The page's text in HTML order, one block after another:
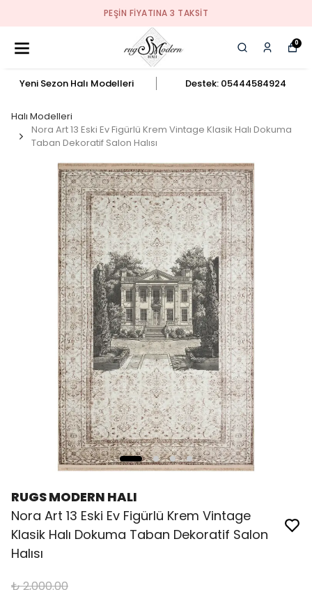
PEŞIN FIYATINA 3 TAKSIT
0
Yeni Sezon Halı Modelleri Destek: 05444584924
Halı Modelleri
Nora Art 13 Eski Ev Figürlü Krem Vintage Klasik Halı Dokuma
Taban Dekoratif Salon Halısı
RUGS MODERN HALI
Nora Art 13 Eski Ev Figürlü Krem Vintage
Klasik Halı Dokuma Taban Dekoratif Salon
Halısı
₺ 2,000.00